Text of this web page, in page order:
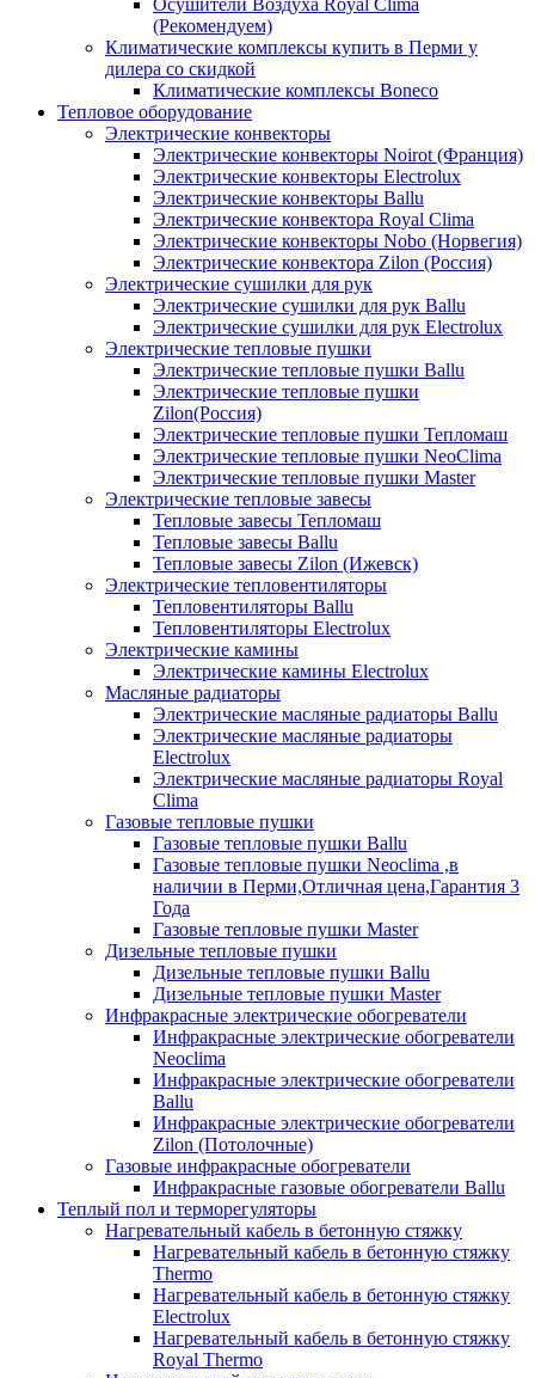
(Рекомендуем)
Климатические комплексы купить в Перми у
дилера со скидкой
Климатические комплексы Boneсo
Тепловое оборудование
Электрические конвекторы
Электрические конвекторы Noirot (Франция)
Электрические конвекторы Electrolux
Электрические конвекторы Ballu
Электрические конвектора Royal Clima
Электрические конвекторы Nobo (Норвегия)
Электрические конвектора Zilon (Россия)
Электрические сушилки для рук
Электрические сушилки для рук Ballu
Электрические сушилки для рук Electrolux
Электрические тепловые пушки
Электрические тепловые пушки Ballu
Электрические тепловые пушки
Zilon(Россия)
Электрические тепловые пушки Тепломаш
Электрические тепловые пушки NeoClima
Электрические тепловые пушки Master
Электрические тепловые завесы
Тепловые завесы Тепломаш
Тепловые завесы Ballu
Тепловые завесы Zilon (Ижевск)
Электрические тепловентиляторы
Тепловентиляторы Ballu
Тепловентиляторы Electrolux
Электрические камины
Электрические камины Electrolux
Масляные радиаторы
Электрические масляные радиаторы Ballu
Электрические масляные радиаторы
Electrolux
Электрические масляные радиаторы Royal
Clima
Газовые тепловые пушки
Газовые тепловые пушки Ballu
Газовые тепловые пушки Neoclima ,в
наличии в Перми,Отличная цена,Гарантия 3
Года
Газовые тепловые пушки Master
Дизельные тепловые пушки
Дизельные тепловые пушки Ballu
Дизельные тепловые пушки Master
Инфракрасные электрические обогреватели
Инфракрасные электрические обогреватели
Neoclima
Инфракрасные электрические обогреватели
Ballu
Инфракрасные электрические обогреватели
Zilon (Потолочные)
Газовые инфракрасные обогреватели
Инфракрасные газовые обогреватели Ballu
Теплый пол и терморегуляторы
Нагревательный кабель в бетонную стяжку
Нагревательный кабель в бетонную стяжку
Thermo
Нагревательный кабель в бетонную стяжку
Electrolux
Нагревательный кабель в бетонную стяжку
Royal Thermo